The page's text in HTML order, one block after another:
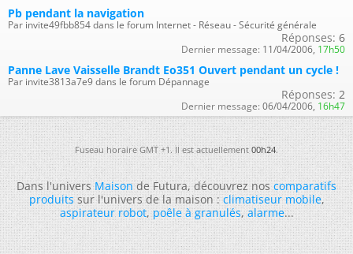
Pb pendant la navigation
Par invite49fbb854 dans le forum Internet - Réseau - Sécurité générale
Réponses: 6
Dernier message: 11/04/2006, 17h50
Panne Lave Vaisselle Brandt Eo351 Ouvert pendant un cycle !
Par invite3813a7e9 dans le forum Dépannage
Réponses: 2
Dernier message: 06/04/2006, 16h47
Fuseau horaire GMT +1. Il est actuellement00h24.
Dans l'universMaisonde Futura, découvrez noscomparatifs
produitssur l'univers de la maison :climatiseur mobile,
aspirateur robot,poêle à granulés,alarme...